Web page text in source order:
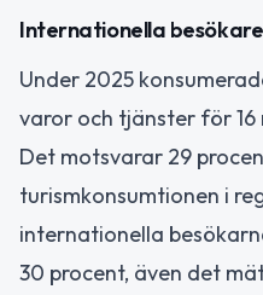
Internationella
Under 2025
varor och tjänster för 16
Det motsvarar 29
turismkonsumtionen i
internationella
30 procent, även det